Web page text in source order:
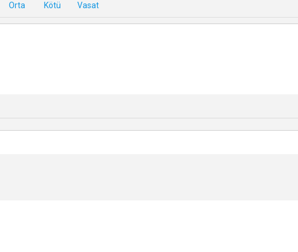
Orta Kötü Vasat